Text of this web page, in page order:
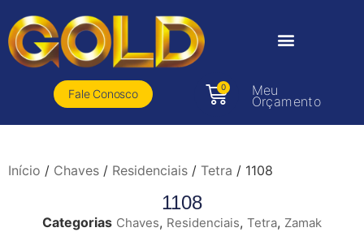
Fale Conosco
0 Meu
Orçamento
Início / Chaves / Residenciais / Tetra / 1108
1108
Categorias Chaves, Residenciais, Tetra, Zamak